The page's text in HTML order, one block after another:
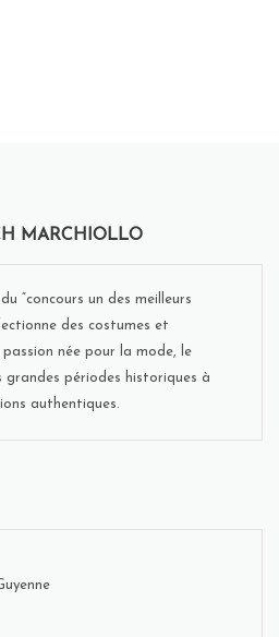
MARCHIOLLO
“concours un des meilleurs
des costumes et
née pour la mode, le
grandes périodes historiques à
authentiques.